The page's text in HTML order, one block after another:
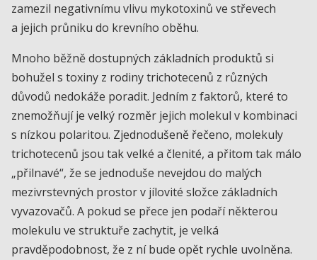
zamezil negativnímu vlivu mykotoxinů ve střevech
a jejich průniku do krevního oběhu.
Mnoho běžně dostupných základních produktů si
bohužel s toxiny z rodiny trichotecenů z různých
důvodů nedokáže poradit. Jedním z faktorů, které to
znemožňují je velký rozměr jejich molekul v kombinaci
s nízkou polaritou. Zjednodušeně řečeno, molekuly
trichotecenů jsou tak velké a členité, a přitom tak málo
„přilnavé“, že se jednoduše nevejdou do malých
mezivrstevných prostor v jílovité složce základních
vyvazovačů. A pokud se přece jen podaří některou
molekulu ve struktuře zachytit, je velká
pravděpodobnost, že z ní bude opět rychle uvolněna.